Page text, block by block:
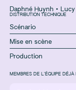
Daphné Huynh •
DISTRIBUTION TECHNIQUE
Scénario
Mise en scène
Production
MEMBRES DE L'ÉQUIPE DÉJÀ